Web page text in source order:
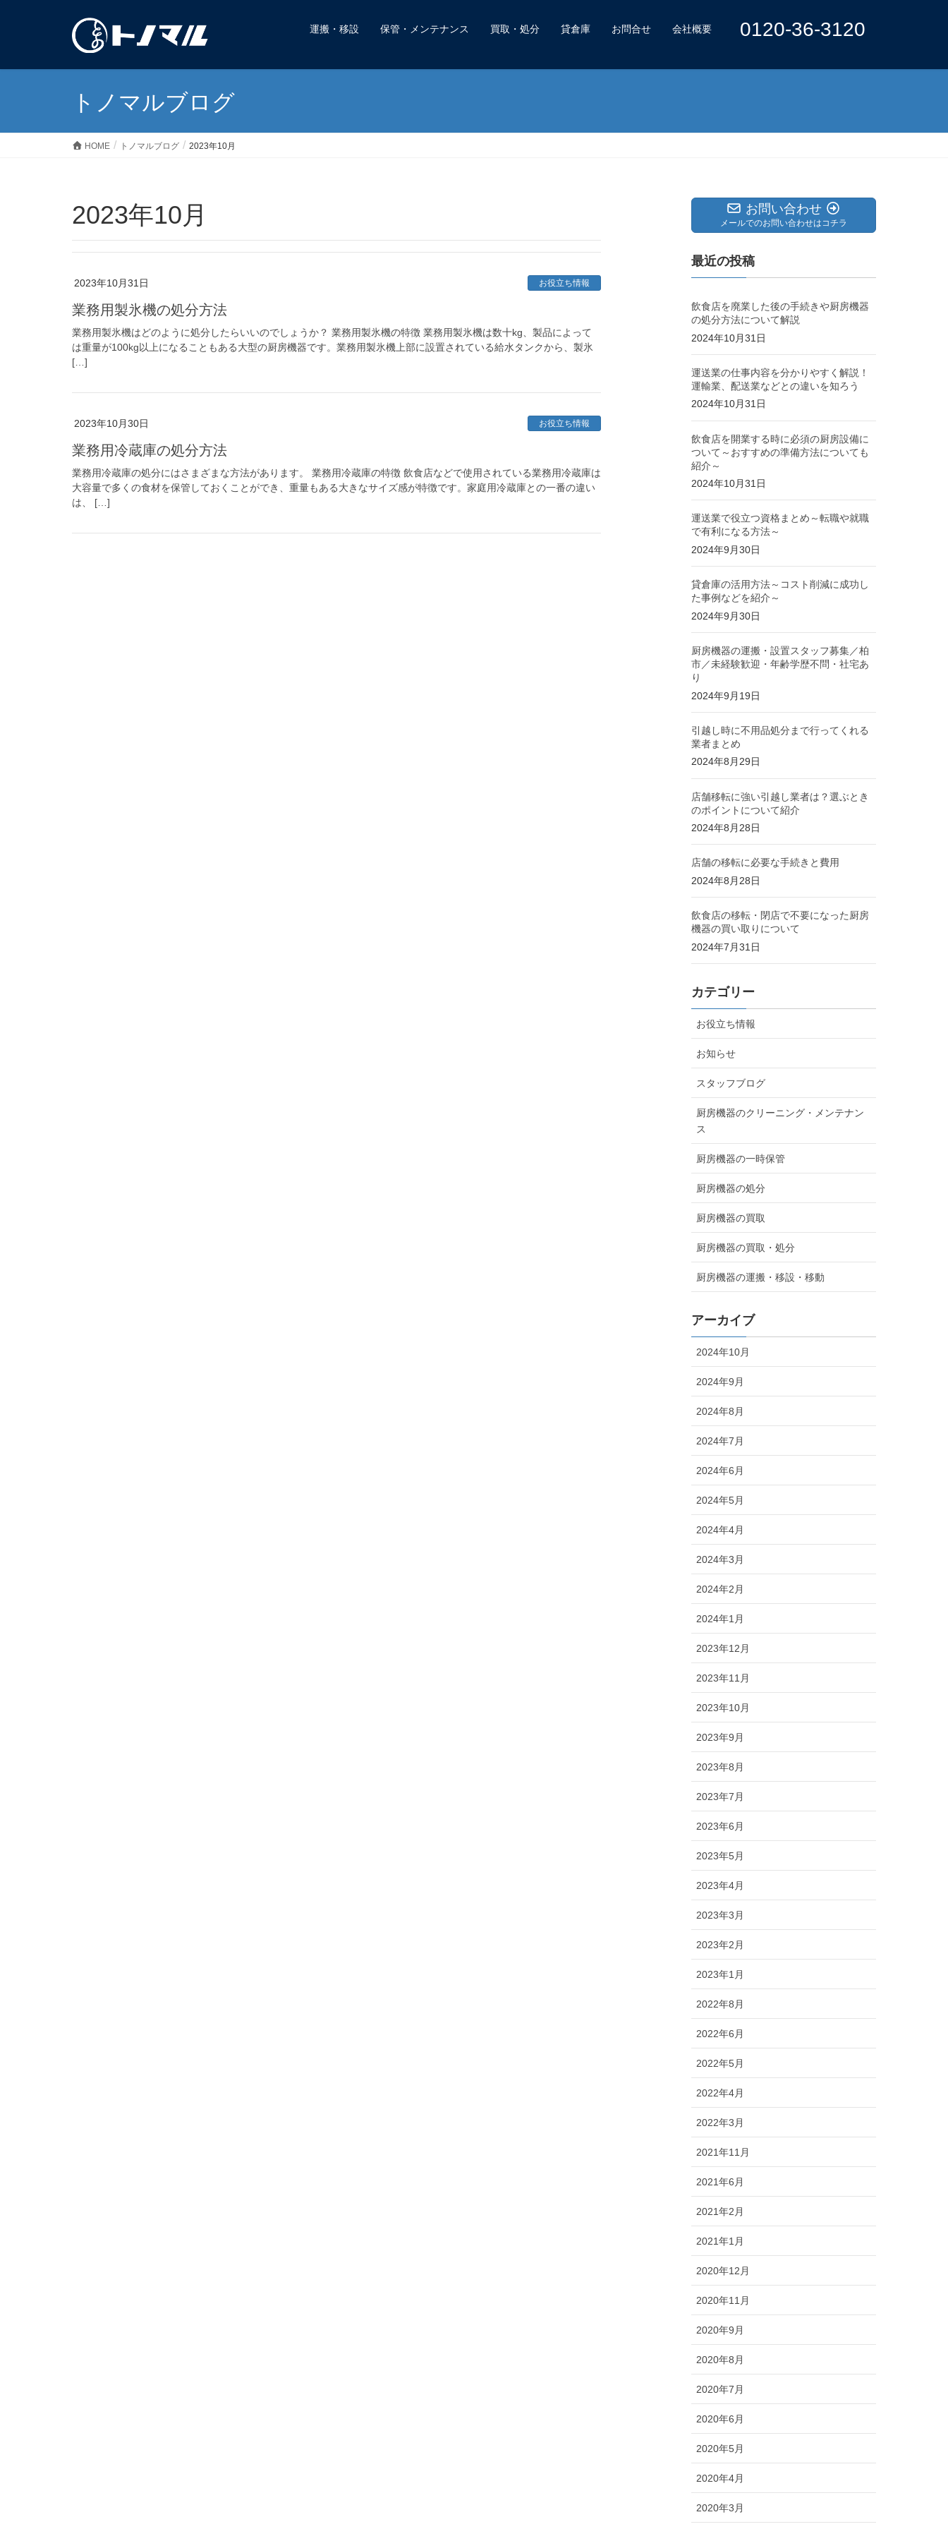
運搬・移設 保管・メンテナンス 買取・処分 貸倉庫 お問合せ 会社概要 0120-36-3120
トノマルブログ
HOME トノマルブログ 2023年10月
2023年10月
2023年10月31日 お役立ち情報
業務用製氷機の処分方法
業務用製氷機はどのように処分したらいいのでしょうか？ 業務用製氷機の特徴 業務用製氷機は数十kg、製品によって
は重量が100kg以上になることもある大型の厨房機器です。業務用製氷機上部に設置されている給水タンクから、製氷
[…]
2023年10月30日 お役立ち情報
業務用冷蔵庫の処分方法
業務用冷蔵庫の処分にはさまざまな方法があります。 業務用冷蔵庫の特徴 飲食店などで使用されている業務用冷蔵庫は
大容量で多くの食材を保管しておくことができ、重量もある大きなサイズ感が特徴です。家庭用冷蔵庫との一番の違い
は、 […]
お問い合わせ
メールでのお問い合わせはコチラ
最近の投稿
飲食店を廃業した後の手続きや厨房機器
の処分方法について解説
2024年10月31日
運送業の仕事内容を分かりやすく解説！
運輸業、配送業などとの違いを知ろう
2024年10月31日
飲食店を開業する時に必須の厨房設備に
ついて～おすすめの準備方法についても
紹介～
2024年10月31日
運送業で役立つ資格まとめ～転職や就職
で有利になる方法～
2024年9月30日
貸倉庫の活用方法～コスト削減に成功し
た事例などを紹介～
2024年9月30日
厨房機器の運搬・設置スタッフ募集／柏
市／未経験歓迎・年齢学歴不問・社宅あ
り
2024年9月19日
引越し時に不用品処分まで行ってくれる
業者まとめ
2024年8月29日
店舗移転に強い引越し業者は？選ぶとき
のポイントについて紹介
2024年8月28日
店舗の移転に必要な手続きと費用
2024年8月28日
飲食店の移転・閉店で不要になった厨房
機器の買い取りについて
2024年7月31日
カテゴリー
お役立ち情報
お知らせ
スタッフブログ
厨房機器のクリーニング・メンテナン
ス
厨房機器の一時保管
厨房機器の処分
厨房機器の買取
厨房機器の買取・処分
厨房機器の運搬・移設・移動
アーカイブ
2024年10月
2024年9月
2024年8月
2024年7月
2024年6月
2024年5月
2024年4月
2024年3月
2024年2月
2024年1月
2023年12月
2023年11月
2023年10月
2023年9月
2023年8月
2023年7月
2023年6月
2023年5月
2023年4月
2023年3月
2023年2月
2023年1月
2022年8月
2022年6月
2022年5月
2022年4月
2022年3月
2021年11月
2021年6月
2021年2月
2021年1月
2020年12月
2020年11月
2020年9月
2020年8月
2020年7月
2020年6月
2020年5月
2020年4月
2020年3月